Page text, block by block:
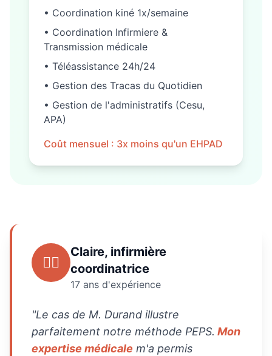
• Coordination kiné 1x/semaine
• Coordination Infirmiere &
Transmission médicale
• Téléassistance 24h/24
• Gestion des Tracas du Quotidien
• Gestion de l'administratifs (Cesu,
APA)
Coût mensuel : 3x moins qu'un EHPAD
👩‍⚕️
Claire, infirmière
coordinatrice
17 ans d'expérience
"Le cas de M. Durand illustre
parfaitement notre méthode PEPS. Mon
expertise médicale m'a permis